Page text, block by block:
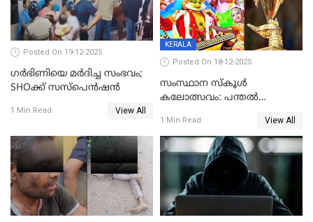
Posted On 19-12-2025
ഗര്‍ഭിണിയെ മർദിച്ച സംഭവം;
SHOക്ക് സസ്പെൻഷൻ
1 Min Read View All
KERALA
Posted On 18-12-2025
സംസ്ഥാന സ്കൂൾ
കലോത്സവം: പന്തൽ
1 Min Read View All